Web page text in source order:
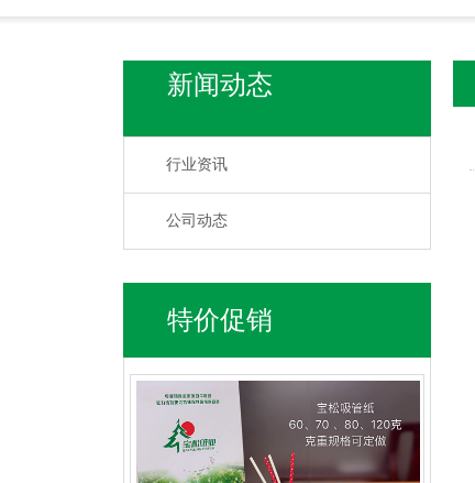
新闻动态
行业资讯
公司动态
特价促销